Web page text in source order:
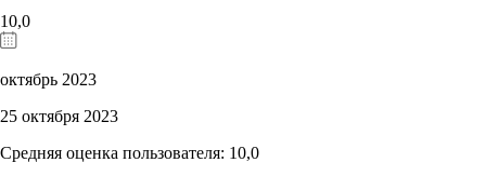
10,0
октябрь 2023
25 октября 2023
Средняя оценка пользователя: 10,0